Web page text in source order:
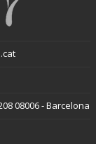
08006 - Barcelona